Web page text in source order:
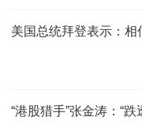
美国总统拜登表示：
“港股猎手”张金涛：“